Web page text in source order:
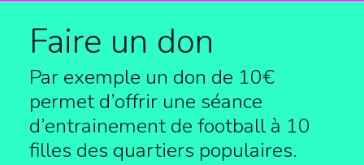
Faire un don
Par exemple un don de 10€
permet d’offrir une séance
d’entrainement de football à 10
filles des quartiers populaires.